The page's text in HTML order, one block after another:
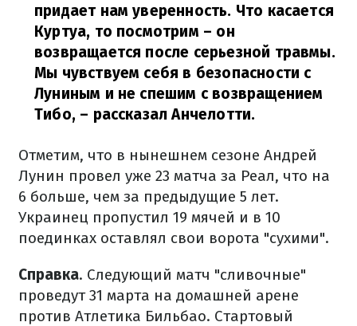
придает нам уверенность. Что касается
Куртуа, то посмотрим – он
возвращается после серьезной травмы.
Мы чувствуем себя в безопасности с
Луниным и не спешим с возвращением
Тибо, – рассказал Анчелотти.
Отметим, что в нынешнем сезоне Андрей
Лунин провел уже 23 матча за Реал, что на
6 больше, чем за предыдущие 5 лет.
Украинец пропустил 19 мячей и в 10
поединках оставлял свои ворота "сухими".
Справка. Следующий матч "сливочные"
проведут 31 марта на домашней арене
против Атлетика Бильбао. Стартовый